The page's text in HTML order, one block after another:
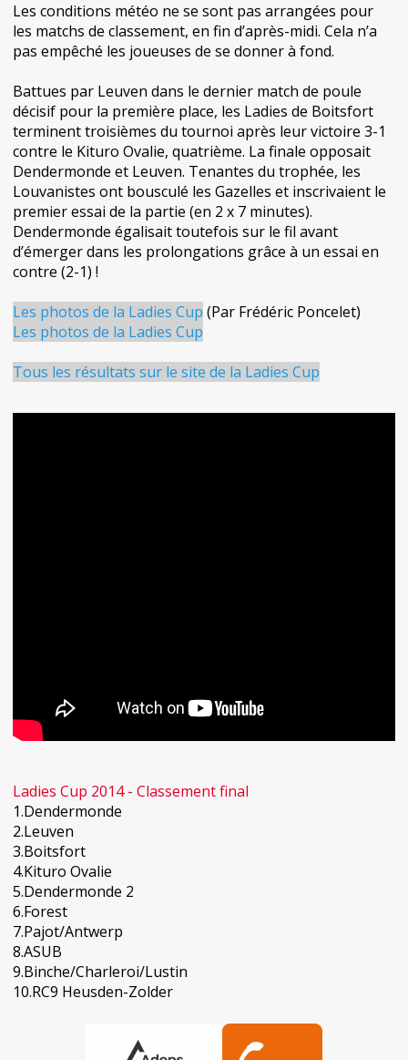
Les conditions météo ne se sont pas arrangées pour
les matchs de classement, en fin d’après-midi. Cela n’a
pas empêché les joueuses de se donner à fond.
Battues par Leuven dans le dernier match de poule
décisif pour la première place, les Ladies de Boitsfort
terminent troisièmes du tournoi après leur victoire 3-1
contre le Kituro Ovalie, quatrième. La finale opposait
Dendermonde et Leuven. Tenantes du trophée, les
Louvanistes ont bousculé les Gazelles et inscrivaient le
premier essai de la partie (en 2 x 7 minutes).
Dendermonde égalisait toutefois sur le fil avant
d’émerger dans les prolongations grâce à un essai en
contre (2-1) !
Les photos de la Ladies Cup (Par Frédéric Poncelet)
Les photos de la Ladies Cup
Tous les résultats sur le site de la Ladies Cup
Ladies Cup 2014 - Classement final
1.Dendermonde
2.Leuven
3.Boitsfort
4.Kituro Ovalie
5.Dendermonde 2
6.Forest
7.Pajot/Antwerp
8.ASUB
9.Binche/Charleroi/Lustin
10.RC9 Heusden-Zolder